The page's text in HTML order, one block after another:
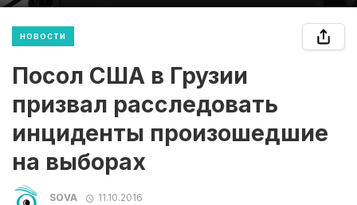
НОВОСТИ
Посол США в Грузии
призвал расследовать
инциденты произошедшие
на выборах
SOVA 11.10.2016